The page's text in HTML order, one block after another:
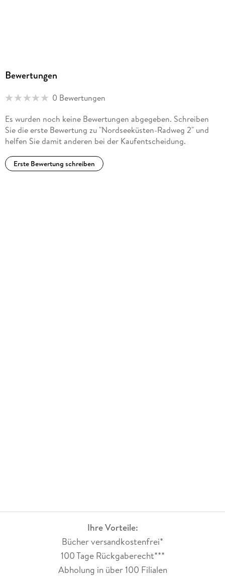
Bewertungen
0 Bewertungen
Es wurden noch keine Bewertungen abgegeben. Schreiben
Sie die erste Bewertung zu "Nordseeküsten-Radweg 2" und
helfen Sie damit anderen bei der Kaufentscheidung.
Erste Bewertung schreiben
Ihre Vorteile:
Bücher versandkostenfrei*
100 Tage Rückgaberecht***
Abholung in über 100 Filialen